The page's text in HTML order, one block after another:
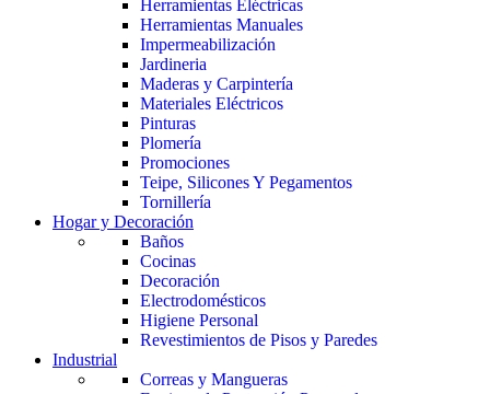
Herramientas Eléctricas
Herramientas Manuales
Impermeabilización
Jardineria
Maderas y Carpintería
Materiales Eléctricos
Pinturas
Plomería
Promociones
Teipe, Silicones Y Pegamentos
Tornillería
Hogar y Decoración
Baños
Cocinas
Decoración
Electrodomésticos
Higiene Personal
Revestimientos de Pisos y Paredes
Industrial
Correas y Mangueras